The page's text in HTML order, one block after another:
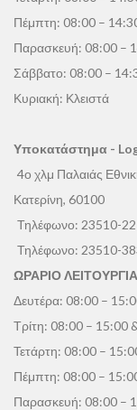
Πέμπτη: 08:00 –
Παρασκευή: 08:00 –
Σάββατο: 08:00 –
Κυριακή: Κλειστά
Υποκατάστημα -
4ο χλμ Παλαιάς
Κατερίνη, 60100
Τηλέφωνο: 23510-
Τηλέφωνο: 23510-
ΩΡΑΡΙΟ
Δευτέρα: 08:00 –
Τρίτη: 08:00 – 15:00
Τετάρτη: 08:00 –
Πέμπτη: 08:00 –
Παρασκευή: 08:00 –